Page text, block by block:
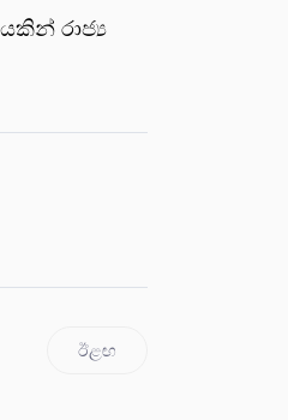
රාජ්‍ය
ඊළඟ